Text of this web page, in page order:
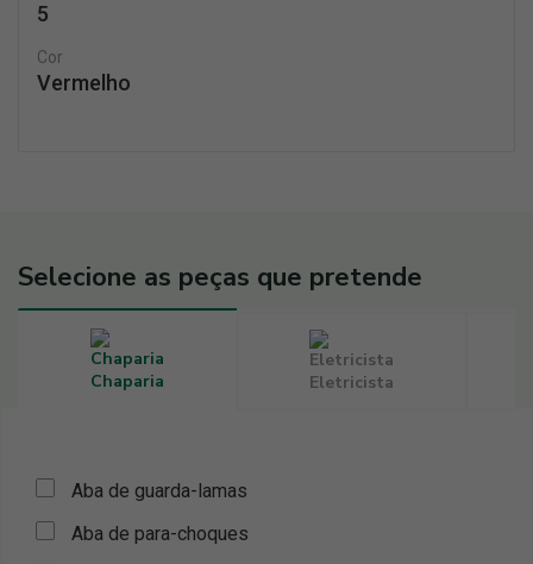
5
Cor
Vermelho
Selecione as peças que pretende
Chaparia Eletricista
Aba de guarda-lamas
Aba de para-choques